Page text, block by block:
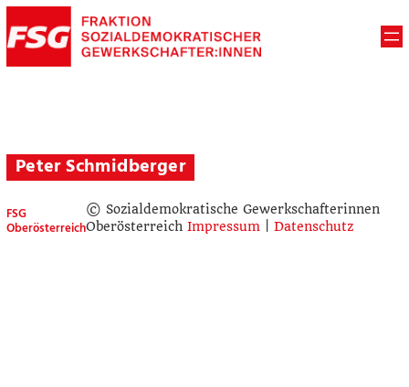
Peter Schmidberger
FSG
Oberösterreich
© Sozialdemokratische Gewerkschafterinnen
Oberösterreich Impressum| Datenschutz